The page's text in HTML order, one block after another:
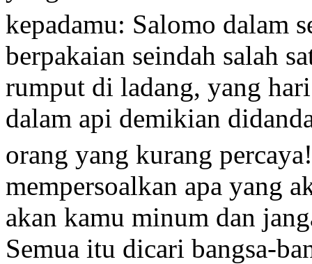
kepadamu: Salomo dalam
berpakaian seindah salah
rumput di ladang, yang
dalam api demikian
orang yang kurang percaya!
mempersoalkan apa yang
akan kamu minum dan
Semua itu dicari bangsa-